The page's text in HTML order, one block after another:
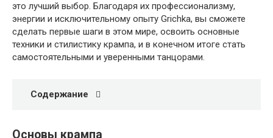
это лучший выбор. Благодаря их профессионализму,
энергии и исключительному опыту Grichka, вы сможете
сделать первые шаги в этом мире, освоить основные
техники и стилистику крампа, и в конечном итоге стать
самостоятельными и уверенными танцорами.
Содержание
Основы крампа